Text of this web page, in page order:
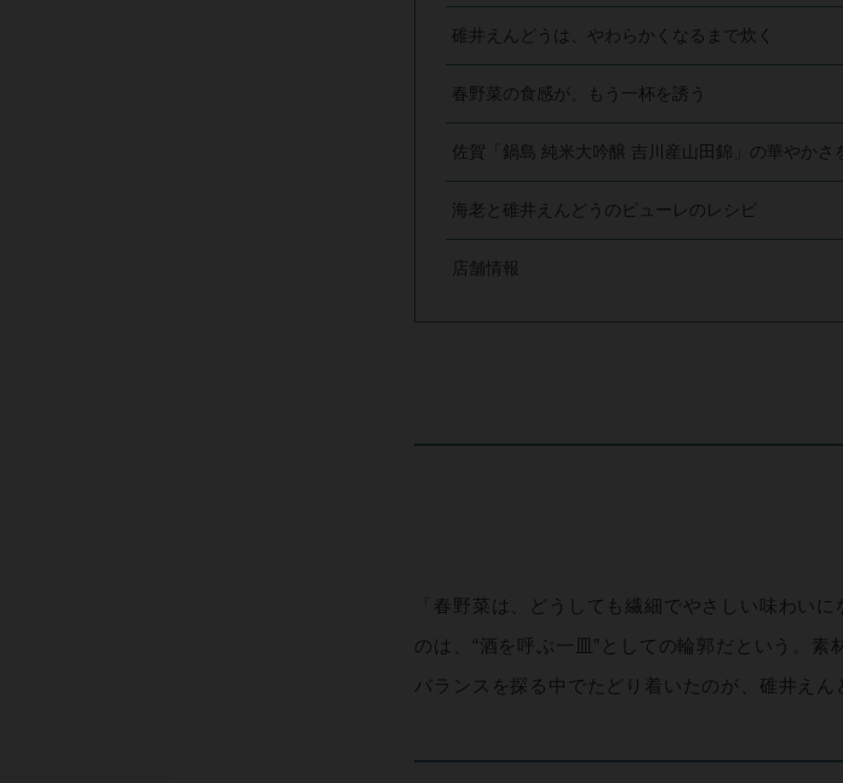
碓井えんどうは、やわらかくなるまで炊く
春野菜の食感が、もう一杯を誘う
佐賀「鍋島 純米大吟醸 吉川産山田錦」の華やかさ
海老と碓井えんどうのピューレのレシピ
店舗情報
「春野菜は、どうしても繊細でやさしい味わい
のは、“酒を呼ぶ一皿”としての輪郭だという。
バランスを探る中でたどり着いたのが、碓井え